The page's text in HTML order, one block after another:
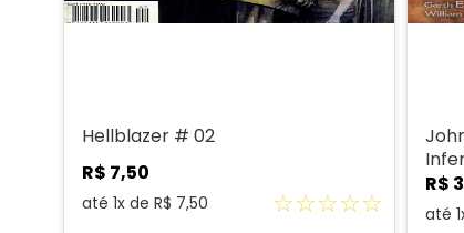
Hellblazer # 02
R$ 7,50
até 1x de R$ 7,50 ☆☆☆☆☆
da
R$
até 1